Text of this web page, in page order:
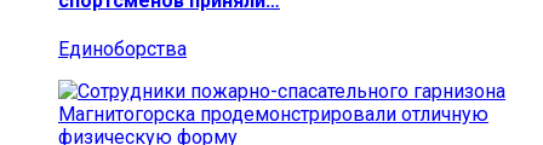
Единоборства